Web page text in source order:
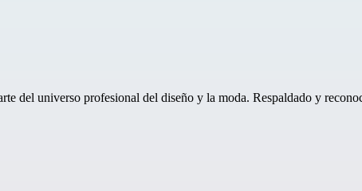
del universo profesional del diseño y la moda. Respaldado y